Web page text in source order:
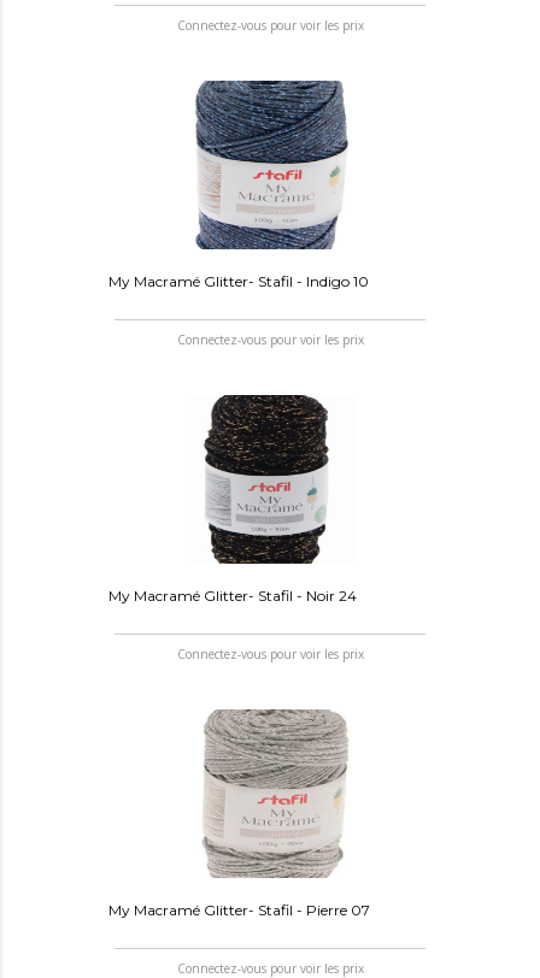
Connectez-vous pour voir les prix
My Macramé Glitter- Stafil - Indigo 10
Connectez-vous pour voir les prix
My Macramé Glitter- Stafil - Noir 24
Connectez-vous pour voir les prix
My Macramé Glitter- Stafil - Pierre 07
Connectez-vous pour voir les prix